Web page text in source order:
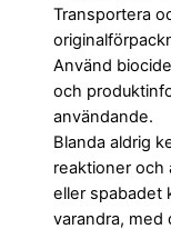
Transportera
Använd
och
användande.
Blanda aldrig
reaktioner och
eller spabadet
varandra, med